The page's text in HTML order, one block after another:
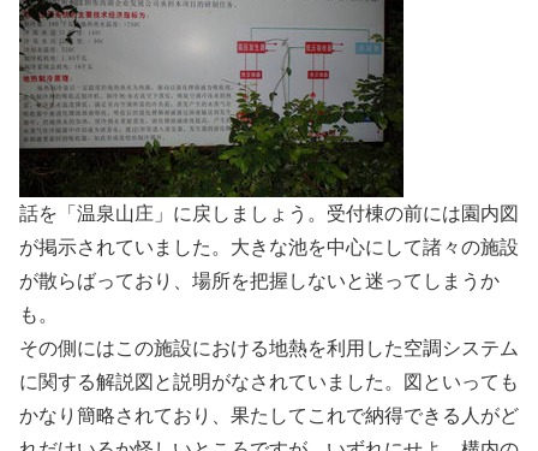
話を「温泉山庄」に戻しましょう。受付棟の前には園内図
が掲示されていました。大きな池を中心にして諸々の施設
が散らばっており、場所を把握しないと迷ってしまうか
も。
その側にはこの施設における地熱を利用した空調システム
に関する解説図と説明がなされていました。図といっても
かなり簡略されており、果たしてこれで納得できる人がど